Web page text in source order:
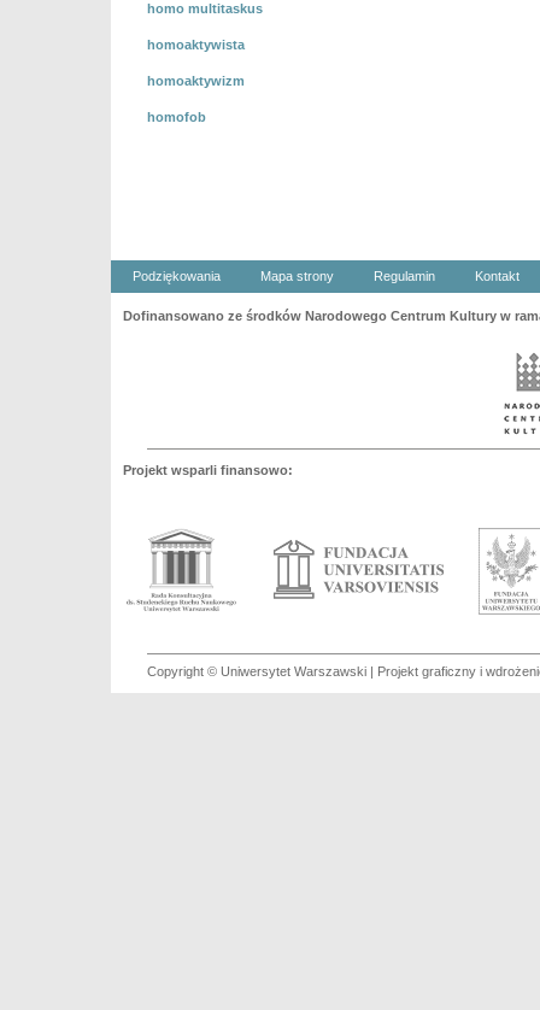
homo multitaskus
homoaktywista
homoaktywizm
homofob
Podziękowania Mapa strony Regulamin Kontakt
Dofinansowano ze środków Narodowego Centrum Kultury w
Projekt wsparli finansowo:
Copyright © Uniwersytet Warszawski | Projekt graficzny i